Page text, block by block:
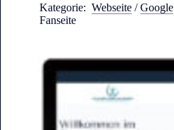
Kategorie: Webseite /Google
Fanseite